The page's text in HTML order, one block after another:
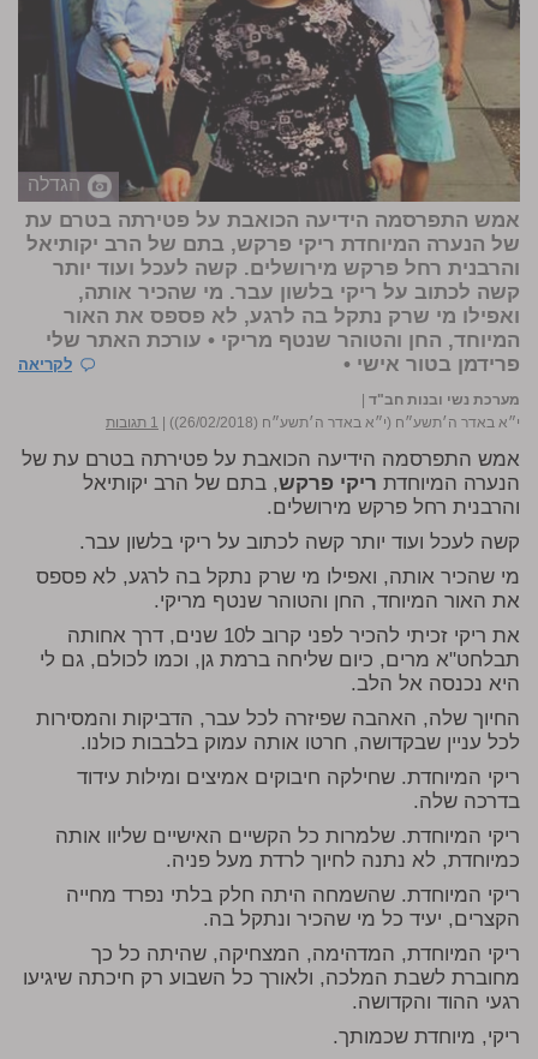
הגדלה
אמש התפרסמה הידיעה הכואבת על פטירתה בטרם עת
של הנערה המיוחדת ריקי פרקש, בתם של הרב יקותיאל
והרבנית רחל פרקש מירושלים. קשה לעכל ועוד יותר
קשה לכתוב על ריקי בלשון עבר. מי שהכיר אותה,
ואפילו מי שרק נתקל בה לרגע, לא פספס את האור
המיוחד, החן והטוהר שנטף מריקי • עורכת האתר שלי
פרידמן בטור אישי • לקריאה
מערכת נשי ובנות חב"ד
י״א באדר ה׳תשע״ח (י״א באדר ה׳תשע״ח (26/02/2018))
1 תגובות
אמש התפרסמה הידיעה הכואבת על פטירתה בטרם עת של
הנערה המיוחדת ריקי פרקש, בתם של הרב יקותיאל
והרבנית רחל פרקש מירושלים.
קשה לעכל ועוד יותר קשה לכתוב על ריקי בלשון עבר.
מי שהכיר אותה, ואפילו מי שרק נתקל בה לרגע, לא פספס
את האור המיוחד, החן והטוהר שנטף מריקי.
את ריקי זכיתי להכיר לפני קרוב ל10 שנים, דרך אחותה
תבלחט"א מרים, כיום שליחה ברמת גן, וכמו לכולם, גם לי
היא נכנסה אל הלב.
החיוך שלה, האהבה שפיזרה לכל עבר, הדביקות והמסירות
לכל עניין שבקדושה, חרטו אותה עמוק בלבבות כולנו.
ריקי המיוחדת. שחילקה חיבוקים אמיצים ומילות עידוד
בדרכה שלה.
ריקי המיוחדת. שלמרות כל הקשיים האישיים שליוו אותה
כמיוחדת, לא נתנה לחיוך לרדת מעל פניה.
ריקי המיוחדת. שהשמחה היתה חלק בלתי נפרד מחייה
הקצרים, יעיד כל מי שהכיר ונתקל בה.
ריקי המיוחדת, המדהימה, המצחיקה, שהיתה כל כך
מחוברת לשבת המלכה, ולאורך כל השבוע רק חיכתה שיגיעו
רגעי ההוד והקדושה.
ריקי, מיוחדת שכמותך.